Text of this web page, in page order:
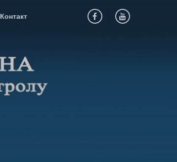
Контакт